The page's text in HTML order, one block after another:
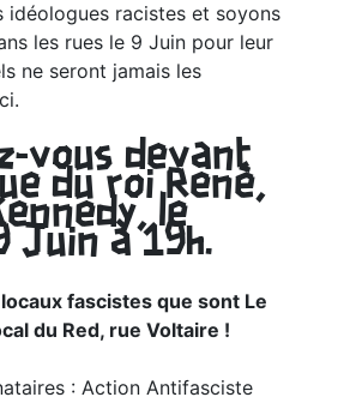
idéologues racistes et soyons
les rues le 9 Juin pour leur
ne seront jamais les
vous devant
du roi René,
le
Juin à 19h.
fascistes que sont Le
du Red, rue Voltaire !
: Action Antifasciste